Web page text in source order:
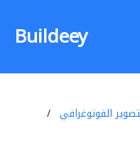
Buildeey
الفوتوغرافي